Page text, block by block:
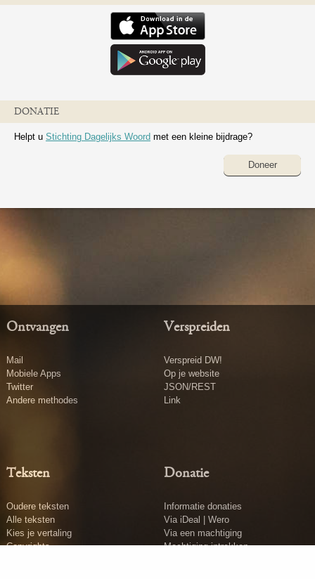
DONATIE
Helpt u Stichting Dagelijks Woord met een kleine bijdrage?
Doneer
Ontvangen
Mail
Mobiele Apps
Twitter
Andere methodes
Verspreiden
Verspreid DW!
Op je website
JSON/REST
Link
Teksten
Oudere teksten
Alle teksten
Kies je vertaling
Copyrights
Donatie
Informatie donaties
Via iDeal | Wero
Via een machtiging
Machtiging intrekken